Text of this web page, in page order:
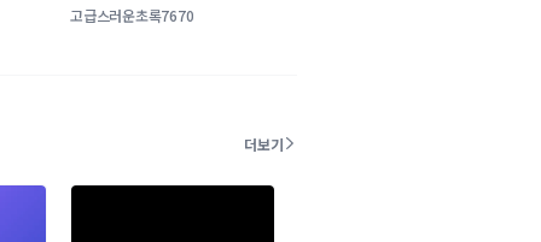
고급스러운초록7670
더보기